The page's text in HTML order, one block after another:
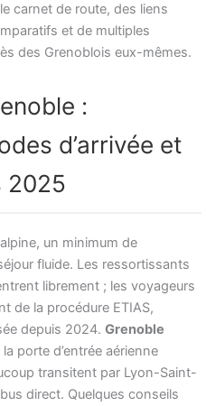
carnet de route, des liens
et de multiples
des Grenoblois eux-mêmes.
:
d’arrivée et
2025
un minimum de
fluide. Les ressortissants
librement ; les voyageurs
de la procédure ETIAS,
depuis 2024. Grenoble
porte d’entrée aérienne
transitent par Lyon-Saint-
direct. Quelques conseils